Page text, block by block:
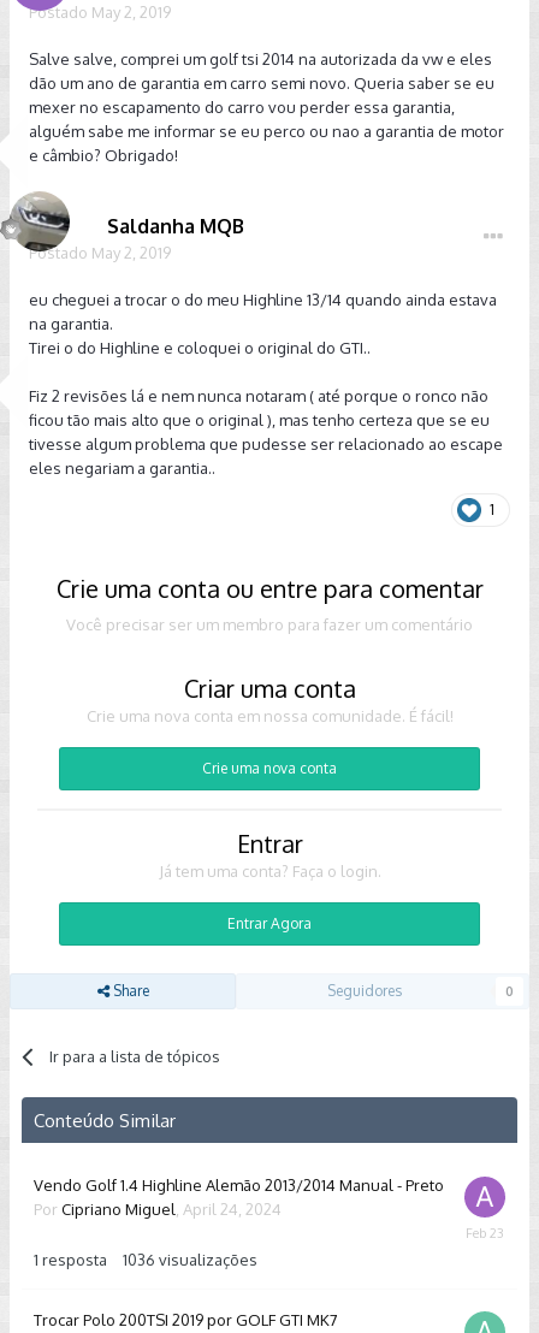
Postado May 2, 2019
Salve salve, comprei um golf tsi 2014 na autorizada da vw e eles
dão um ano de garantia em carro semi novo. Queria saber se eu
mexer no escapamento do carro vou perder essa garantia,
alguém sabe me informar se eu perco ou nao a garantia de motor
e câmbio? Obrigado!
Saldanha MQB
Postado May 2, 2019
eu cheguei a trocar o do meu Highline 13/14 quando ainda estava
na garantia.
Tirei o do Highline e coloquei o original do GTI..
Fiz 2 revisões lá e nem nunca notaram ( até porque o ronco não
ficou tão mais alto que o original ), mas tenho certeza que se eu
tivesse algum problema que pudesse ser relacionado ao escape
eles negariam a garantia..
1
Crie uma conta ou entre para comentar
Você precisar ser um membro para fazer um comentário
Criar uma conta
Crie uma nova conta em nossa comunidade. É fácil!
Crie uma nova conta
Entrar
Já tem uma conta? Faça o login.
Entrar Agora
Share Seguidores 0
Ir para a lista de tópicos
Conteúdo Similar
Vendo Golf 1.4 Highline Alemão 2013/2014 Manual - Preto
Por Cipriano Miguel April 24, 2024
1 resposta 1036 visualizações
February
Trocar Polo 200TSI 2019 por GOLF GTI MK7